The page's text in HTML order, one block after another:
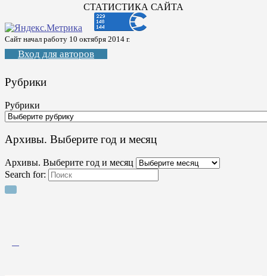
СТАТИСТИКА САЙТА
Сайт начал работу 10 октября 2014 г.
Вход для авторов
Рубрики
Рубрики
Архивы. Выберите год и месяц
Архивы. Выберите год и месяц
Search for: